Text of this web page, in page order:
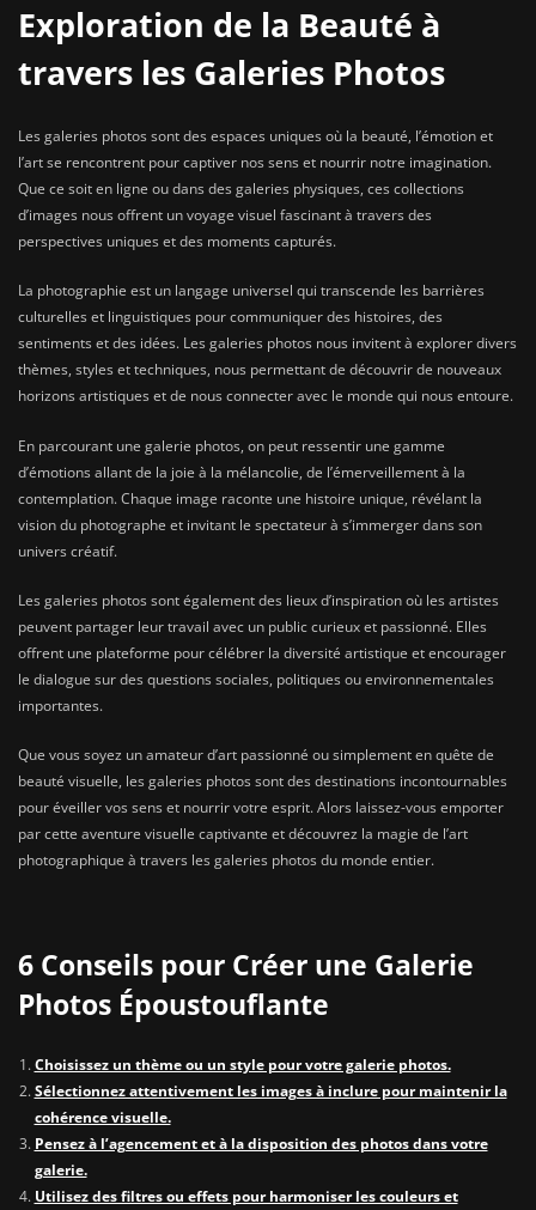
Exploration de la Beauté à
travers les Galeries Photos
Les galeries photos sont des espaces uniques où la beauté, l’émotion et
l’art se rencontrent pour captiver nos sens et nourrir notre imagination.
Que ce soit en ligne ou dans des galeries physiques, ces collections
d’images nous offrent un voyage visuel fascinant à travers des
perspectives uniques et des moments capturés.
La photographie est un langage universel qui transcende les barrières
culturelles et linguistiques pour communiquer des histoires, des
sentiments et des idées. Les galeries photos nous invitent à explorer divers
thèmes, styles et techniques, nous permettant de découvrir de nouveaux
horizons artistiques et de nous connecter avec le monde qui nous entoure.
En parcourant une galerie photos, on peut ressentir une gamme
d’émotions allant de la joie à la mélancolie, de l’émerveillement à la
contemplation. Chaque image raconte une histoire unique, révélant la
vision du photographe et invitant le spectateur à s’immerger dans son
univers créatif.
Les galeries photos sont également des lieux d’inspiration où les artistes
peuvent partager leur travail avec un public curieux et passionné. Elles
offrent une plateforme pour célébrer la diversité artistique et encourager
le dialogue sur des questions sociales, politiques ou environnementales
importantes.
Que vous soyez un amateur d’art passionné ou simplement en quête de
beauté visuelle, les galeries photos sont des destinations incontournables
pour éveiller vos sens et nourrir votre esprit. Alors laissez-vous emporter
par cette aventure visuelle captivante et découvrez la magie de l’art
photographique à travers les galeries photos du monde entier.
6 Conseils pour Créer une Galerie
Photos Époustouflante
Choisissez un thème ou un style pour votre galerie photos.
Sélectionnez attentivement les images à inclure pour maintenir la
cohérence visuelle.
Pensez à l’agencement et à la disposition des photos dans votre
galerie.
Utilisez des filtres ou effets pour harmoniser les couleurs et